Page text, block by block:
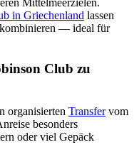
Mittelmeerzielen.
in Griechenland lassen
— ideal für
Club zu
organisierten Transfervom
besonders
oder viel Gepäck